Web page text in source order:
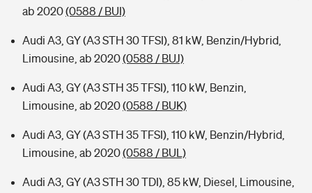
ab 2020(0588 / BUI)
Audi A3, GY (A3 STH 30 TFSI), 81 kW, Benzin/Hybrid,
Limousine, ab 2020(0588 / BUJ)
Audi A3, GY (A3 STH 35 TFSI), 110 kW, Benzin,
Limousine, ab 2020(0588 / BUK)
Audi A3, GY (A3 STH 35 TFSI), 110 kW, Benzin/Hybrid,
Limousine, ab 2020(0588 / BUL)
Audi A3, GY (A3 STH 30 TDI), 85 kW, Diesel, Limousine,